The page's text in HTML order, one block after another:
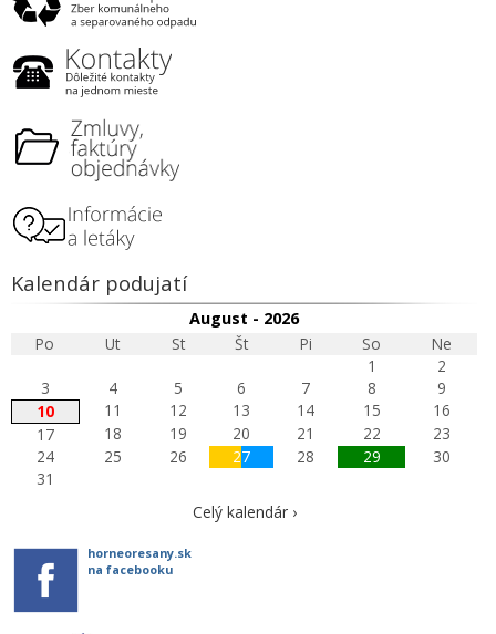
Kalendár podujatí
August - 2026
Po
Ut St Št Pi So
Ne
1
2
3
4 5 6 7 8
9
10
11 12 13 14 15
16
17
18 19 20 21 22
23
24
25 26 27 28 29
30
31
Celý kalendár ›
horneoresany.sk
na facebooku